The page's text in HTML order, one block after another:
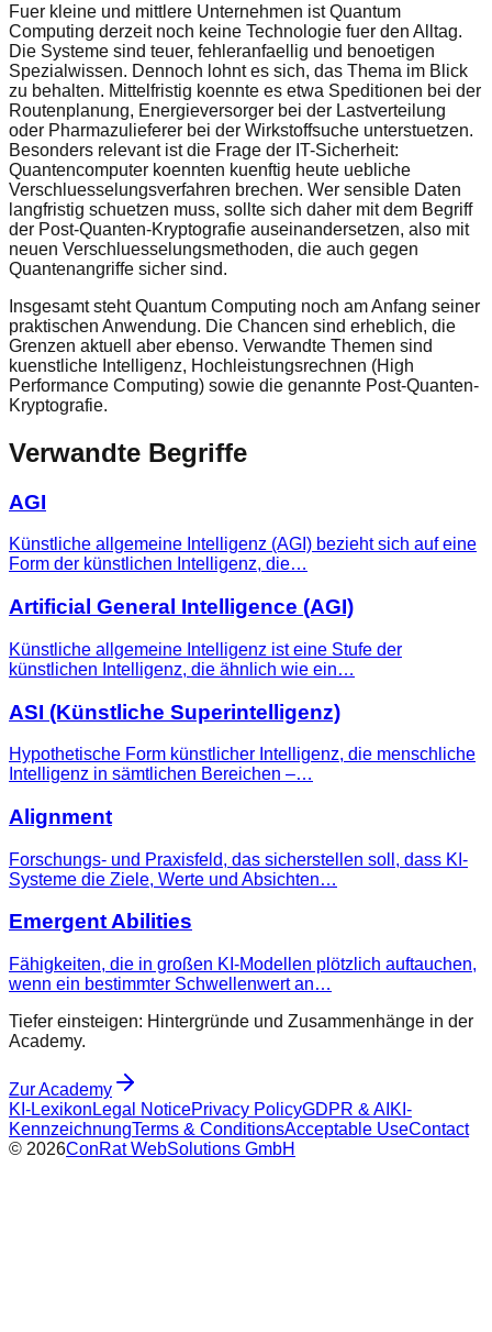
Fuer kleine und mittlere Unternehmen ist Quantum
Computing derzeit noch keine Technologie fuer den Alltag.
Die Systeme sind teuer, fehleranfaellig und benoetigen
Spezialwissen. Dennoch lohnt es sich, das Thema im Blick
zu behalten. Mittelfristig koennte es etwa Speditionen bei der
Routenplanung, Energieversorger bei der Lastverteilung
oder Pharmazulieferer bei der Wirkstoffsuche unterstuetzen.
Besonders relevant ist die Frage der IT-Sicherheit:
Quantencomputer koennten kuenftig heute uebliche
Verschluesselungsverfahren brechen. Wer sensible Daten
langfristig schuetzen muss, sollte sich daher mit dem Begriff
der Post-Quanten-Kryptografie auseinandersetzen, also mit
neuen Verschluesselungsmethoden, die auch gegen
Quantenangriffe sicher sind.
Insgesamt steht Quantum Computing noch am Anfang seiner
praktischen Anwendung. Die Chancen sind erheblich, die
Grenzen aktuell aber ebenso. Verwandte Themen sind
kuenstliche Intelligenz, Hochleistungsrechnen (High
Performance Computing) sowie die genannte Post-Quanten-
Kryptografie.
Verwandte Begriffe
AGI
Künstliche allgemeine Intelligenz (AGI) bezieht sich auf eine
Form der künstlichen Intelligenz, die…
Artificial General Intelligence (AGI)
Künstliche allgemeine Intelligenz ist eine Stufe der
künstlichen Intelligenz, die ähnlich wie ein…
ASI (Künstliche Superintelligenz)
Hypothetische Form künstlicher Intelligenz, die menschliche
Intelligenz in sämtlichen Bereichen –…
Alignment
Forschungs- und Praxisfeld, das sicherstellen soll, dass KI-
Systeme die Ziele, Werte und Absichten…
Emergent Abilities
Fähigkeiten, die in großen KI-Modellen plötzlich auftauchen,
wenn ein bestimmter Schwellenwert an…
Tiefer einsteigen: Hintergründe und Zusammenhänge in der
Academy.
Zur Academy
KI-Lexikon Legal NoticePrivacy PolicyGDPR & AI KI-
KennzeichnungTerms & ConditionsAcceptable UseContact
© 2026ConRat WebSolutions GmbH